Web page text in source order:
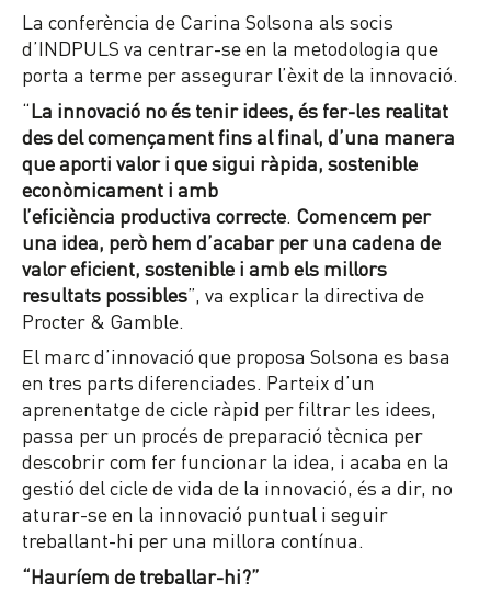
La conferència de Carina Solsona als socis
d’INDPULS va centrar-se en la metodologia que
porta a terme per assegurar l’èxit de la innovació.
“La innovació no és tenir idees, és fer-les realitat
des del començament fins al final, d’una manera
que aporti valor i que sigui ràpida, sostenible
econòmicament i amb
l’eficiència productiva correcte Comencem per
una idea, però hem d’acabar per una cadena de
valor eficient, sostenible i amb els millors
resultats possibles”, va explicar la directiva de
Procter & Gamble.
El marc d’innovació que proposa Solsona es basa
en tres parts diferenciades. Parteix d’un
aprenentatge de cicle ràpid per filtrar les idees,
passa per un procés de preparació tècnica per
descobrir com fer funcionar la idea, i acaba en la
gestió del cicle de vida de la innovació, és a dir, no
aturar-se en la innovació puntual i seguir
treballant-hi per una millora contínua.
“Hauríem de treballar-hi?”